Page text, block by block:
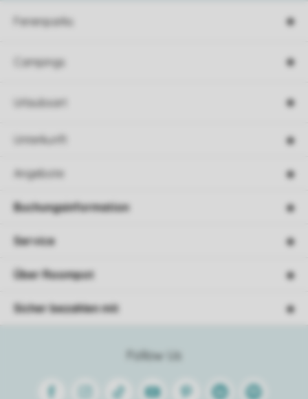
Ferienparks
Campings
Urlaubsart
Unterkunft
Angebote
Follow Us
FacebookInstagram
Tiktok Youtube PinterestLinkedinSpotify
Buchungsinformation
Service
Über Roompot
Sicher bezahlen mit